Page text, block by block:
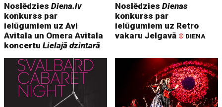
NoslēdziesDiena.lv
konkurss par
ielūgumiem uz Avi
Avitala un Omera Avitala
koncertuLielajā dzintarā
NoslēdziesDienas
konkurss par
ielūgumiem uz Retro
vakaru Jelgavā © DIENA